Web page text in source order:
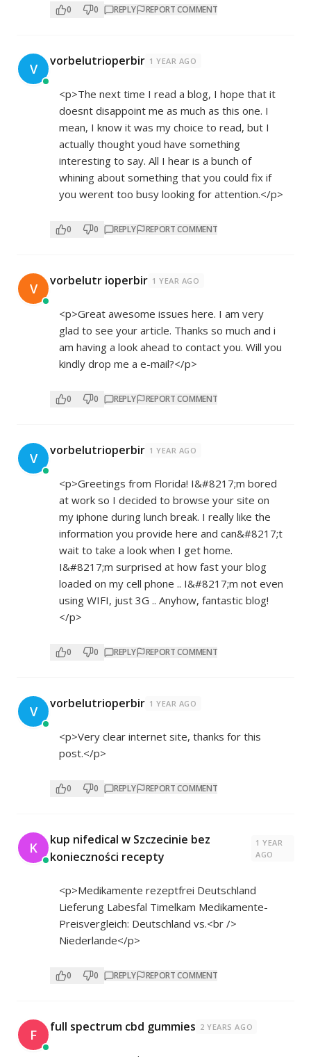
0 0 REPLY REPORT COMMENT
V vorbelutrioperbir 1 YEAR AGO
<p>The next time I read a blog, I hope that it
doesnt disappoint me as much as this one. I
mean, I know it was my choice to read, but I
actually thought youd have something
interesting to say. All I hear is a bunch of
whining about something that you could fix if
you werent too busy looking for attention.</p>
0 0 REPLY REPORT COMMENT
V vorbelutr ioperbir 1 YEAR AGO
<p>Great awesome issues here. I am very
glad to see your article. Thanks so much and i
am having a look ahead to contact you. Will you
kindly drop me a e-mail?</p>
0 0 REPLY REPORT COMMENT
V vorbelutrioperbir 1 YEAR AGO
<p>Greetings from Florida! I&#8217;m bored
at work so I decided to browse your site on
my iphone during lunch break. I really like the
information you provide here and can&#8217;t
wait to take a look when I get home.
I&#8217;m surprised at how fast your blog
loaded on my cell phone .. I&#8217;m not even
using WIFI, just 3G .. Anyhow, fantastic blog!
</p>
0 0 REPLY REPORT COMMENT
V vorbelutrioperbir 1 YEAR AGO
<p>Very clear internet site, thanks for this
post.</p>
0 0 REPLY REPORT COMMENT
K
kup nifedical w Szczecinie bez
konieczności recepty
1 YEAR
AGO
<p>Medikamente rezeptfrei Deutschland
Lieferung Labesfal Timelkam Medikamente-
Preisvergleich: Deutschland vs.<br />
Niederlande</p>
0 0 REPLY REPORT COMMENT
F full spectrum cbd gummies 2 YEARS AGO